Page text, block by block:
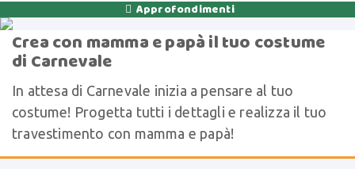
 Approfondimenti
Crea con mamma e papà il tuo costume
di Carnevale
In attesa di Carnevale inizia a pensare al tuo
costume! Progetta tutti i dettagli e realizza il tuo
travestimento con mamma e papà!